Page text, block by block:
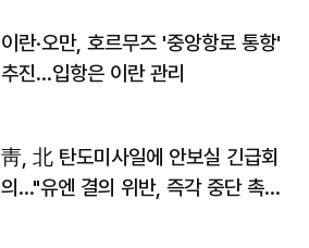
이란·오만, 호르무즈 '중앙항로 통항'
추진…입항은 이란 관리
靑, 北 탄도미사일에 안보실 긴급회
의…"유엔 결의 위반, 즉각 중단 촉